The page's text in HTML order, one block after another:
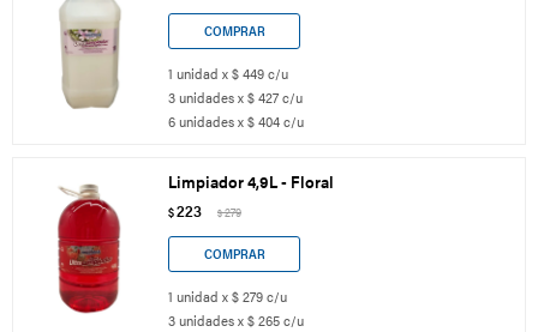
1 unidad x $ 449 c/u
3 unidades x $ 427 c/u
6 unidades x $ 404 c/u
Limpiador 4,9L - Floral
$223 $279
1 unidad x $ 279 c/u
3 unidades x $ 265 c/u